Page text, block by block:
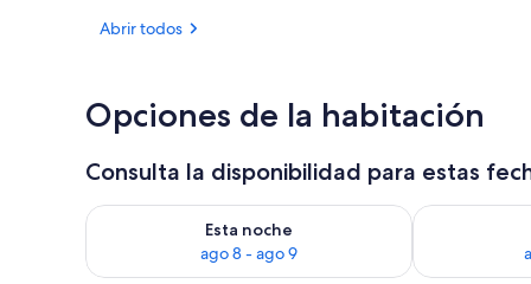
Abrir todos
Opciones de la habitación
Consulta la disponibilidad para estas
Esta noche
ago 8 - ago 9
Consulta la disponibilidad para esta noche, ago 8 -
Consulta la